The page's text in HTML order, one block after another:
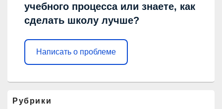
учебного процесса или знаете, как
сделать школу лучше?
Написать о проблеме
Рубрики